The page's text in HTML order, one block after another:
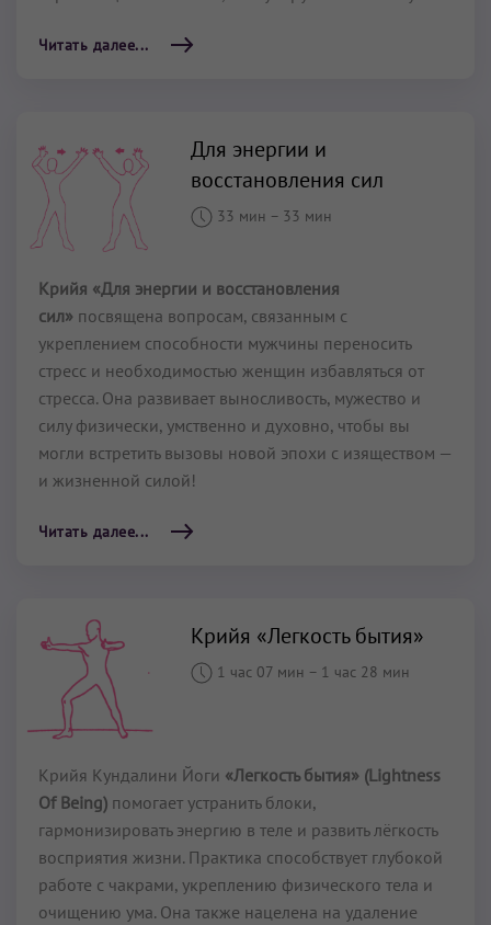
Читать далее...
Для энергии и
восстановления сил
33 мин – 33 мин
Крийя «Для энергии и восстановления
сил» посвящена вопросам, связанным с
укреплением способности мужчины переносить
стресс и необходимостью женщин избавляться от
стресса. Она развивает выносливость, мужество и
силу физически, умственно и духовно, чтобы вы
могли встретить вызовы новой эпохи с изяществом —
и жизненной силой!
Читать далее...
Крийя «Легкость бытия»
1 час 07 мин – 1 час 28 мин
Крийя Кундалини Йоги «Легкость бытия» (Lightness
Of Being) помогает устранить блоки,
гармонизировать энергию в теле и развить лёгкость
восприятия жизни. Практика способствует глубокой
работе с чакрами, укреплению физического тела и
очищению ума. Она также нацелена на удаление